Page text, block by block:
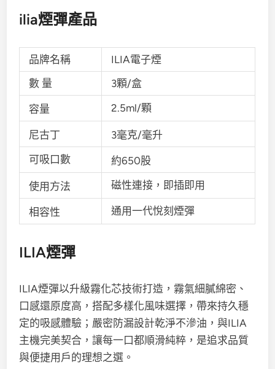
ilia煙彈產品
品牌名稱
ILIA電子煙
數 量
3顆/盒
容量 2.5ml/顆
尼古丁 3毫克/毫升
可吸口數 約650股
使用方法 磁性連接，即插即用
相容性 通用一代悅刻煙彈
ILIA煙彈
ILIA煙彈以升級霧化芯技術打造，霧氣細膩綿密、
口感還原度高，搭配多樣化風味選擇，帶來持久穩
定的吸感體驗；嚴密防漏設計乾淨不滲油，與ILIA
主機完美契合，讓每一口都順滑純粹，是追求品質
與便捷用戶的理想之選。